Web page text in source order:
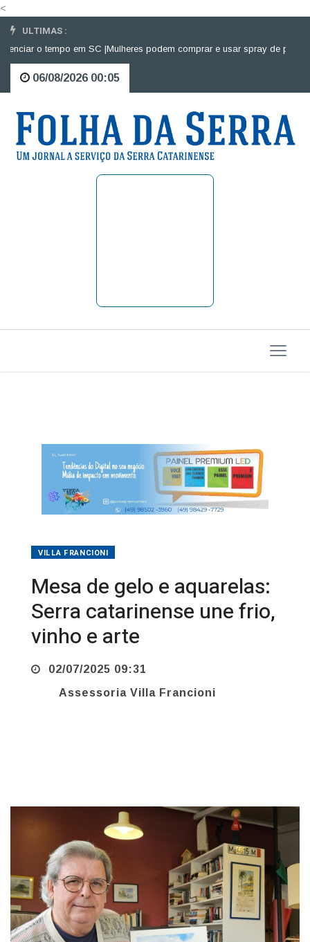
<
ULTIMAS :
o tempo em SC |Mulheres podem comprar e usar spray de pimenta
06/08/2026 00:05
VILLA FRANCIONI
Mesa de gelo e aquarelas:
Serra catarinense une frio,
vinho e arte
02/07/2025 09:31
Assessoria Villa Francioni